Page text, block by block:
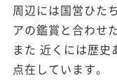
周辺には国営ひた
アの鑑賞と合わせ
また 近くには歴史
点在しています。